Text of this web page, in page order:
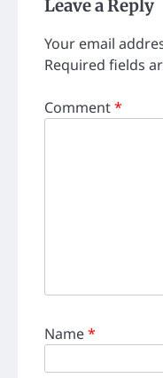
Leave a Reply
Your email
Required fields
Comment*
Name*